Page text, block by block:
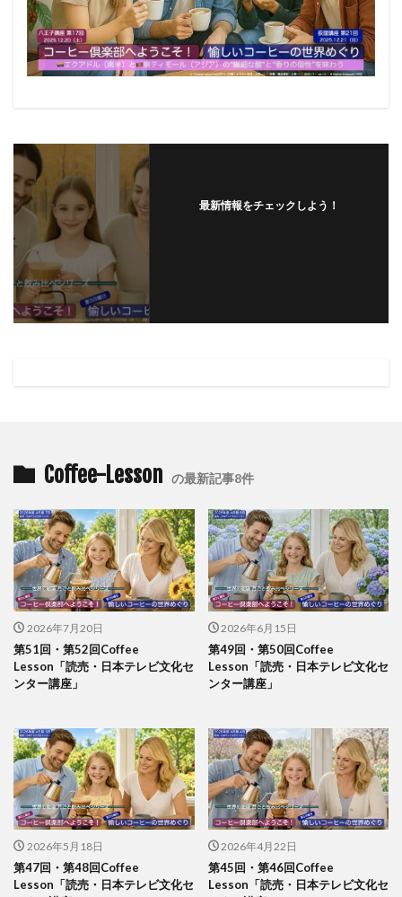
最新情報をチェックしよう！
Coffee-Lesson の最新記事8件
2026年7月20日
第51回・第52回Coffee
Lesson「読売・日本テレビ文化セ
ンター講座」
2026年6月15日
第49回・第50回Coffee
Lesson「読売・日本テレビ文化セ
ンター講座」
2026年5月18日
第47回・第48回Coffee
Lesson「読売・日本テレビ文化セ
2026年4月22日
第45回・第46回Coffee
Lesson「読売・日本テレビ文化セ